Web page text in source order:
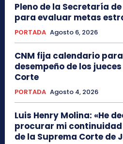
Pleno de la Secretaría
para evaluar metas
PORTADA Agosto 6, 2026
CNM fija calendario
desempeño de los
Corte
PORTADA Agosto 4, 2026
Luis Henry Molina: «He
procurar mi continuidad
de la Suprema Corte de